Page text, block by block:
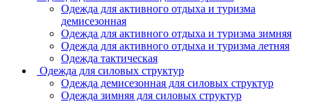
Одежда для активного отдыха и туризма
демисезонная
Одежда для активного отдыха и туризма зимняя
Одежда для активного отдыха и туризма летняя
Одежда тактическая
Одежда для силовых структур
Одежда демисезонная для силовых структур
Одежда зимняя для силовых структур